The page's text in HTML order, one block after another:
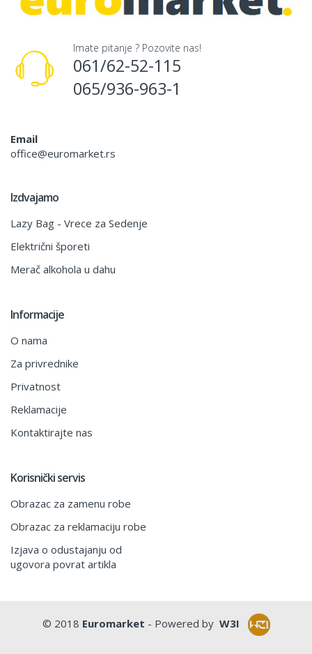
Imate pitanje ? Pozovite nas!
061/62-52-115
065/936-963-1
Email
office@euromarket.rs
Izdvajamo
Lazy Bag - Vrece za Sedenje
Električni šporeti
Merač alkohola u dahu
Informacije
O nama
Za privrednike
Privatnost
Reklamacije
Kontaktirajte nas
Korisnički servis
Obrazac za zamenu robe
Obrazac za reklamaciju robe
Izjava o odustajanju od
ugovora povrat artikla
© 2018 Euromarket - Powered by W3I